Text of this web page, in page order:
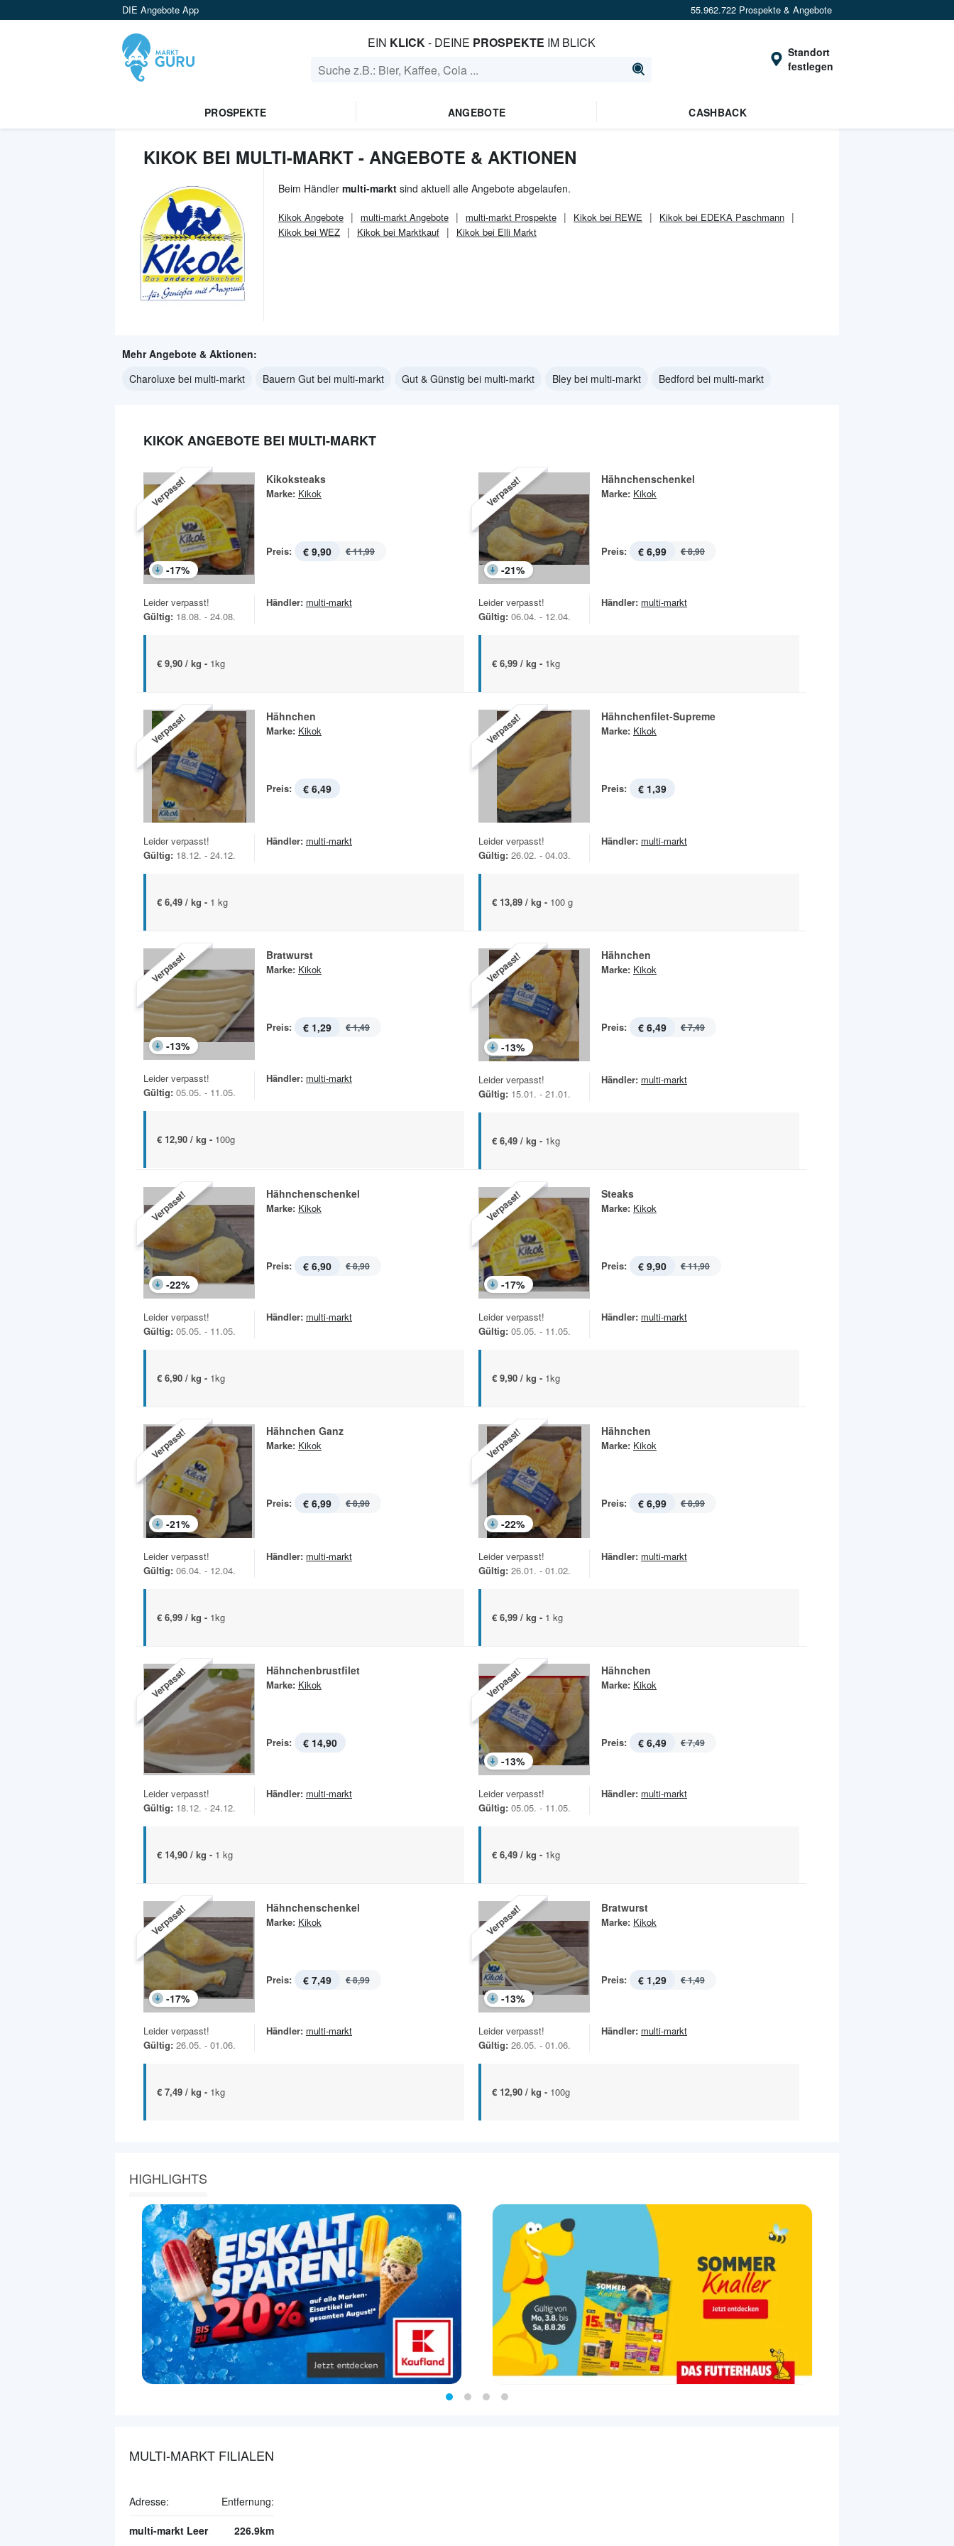
DIE Angebote App 55.962.722 Prospekte & Angebote
EIN KLICK- DEINE PROSPEKTE IM BLICK
Standort
festlegen
PROSPEKTE ANGEBOTE CASHBACK
KIKOK BEI MULTI-MARKT - ANGEBOTE & AKTIONEN
Beim Händler multi-markt sind aktuell alle Angebote abgelaufen.
Kikok Angebote multi-markt Angebote multi-markt Prospekte Kikok bei REWE
Kikok bei EDEKA Paschmann
Kikok bei WEZ
Kikok bei Marktkauf Kikok bei Elli Markt
Mehr Angebote & Aktionen:
Charoluxe bei multi-markt
Bauern Gut bei multi-markt Gut & Günstig bei multi-markt Bley bei multi-markt Bedford bei multi-markt
KIKOK ANGEBOTE BEI MULTI-MARKT
Verpasst!
-17%
Kikoksteaks
Marke: Kikok
Preis: € 9,90 € 11,99
Leider verpasst!
Gültig: 18.08. - 24.08.
Händler: multi-markt
€ 9,90 / kg - 1kg
Verpasst!
-21%
Hähnchenschenkel
Marke: Kikok
Preis: € 6,99 € 8,90
Leider verpasst!
Gültig: 06.04. - 12.04.
Händler: multi-markt
€ 6,99 / kg - 1kg
Verpasst! Hähnchen
Marke: Kikok
Preis: € 6,49
Leider verpasst!
Gültig: 18.12. - 24.12.
Händler: multi-markt
€ 6,49 / kg - 1 kg
Verpasst! Hähnchenfilet-Supreme
Marke: Kikok
Preis: € 1,39
Leider verpasst!
Gültig: 26.02. - 04.03.
Händler: multi-markt
€ 13,89 / kg - 100 g
Verpasst!
-13%
Bratwurst
Marke: Kikok
Preis: € 1,29 € 1,49
Leider verpasst!
Gültig: 05.05. - 11.05.
Händler: multi-markt
€ 12,90 / kg - 100g
Verpasst!
-13%
Hähnchen
Marke: Kikok
Preis: € 6,49 € 7,49
Leider verpasst!
Gültig: 15.01. - 21.01.
Händler: multi-markt
€ 6,49 / kg - 1kg
Verpasst!
-22%
Hähnchenschenkel
Marke: Kikok
Preis: € 6,90 € 8,90
Leider verpasst!
Gültig: 05.05. - 11.05.
Händler: multi-markt
€ 6,90 / kg - 1kg
Verpasst!
-17%
Steaks
Marke: Kikok
Preis: € 9,90 € 11,90
Leider verpasst!
Gültig: 05.05. - 11.05.
Händler: multi-markt
€ 9,90 / kg - 1kg
Verpasst!
-21%
Hähnchen Ganz
Marke: Kikok
Preis: € 6,99 € 8,90
Leider verpasst!
Gültig: 06.04. - 12.04.
Händler: multi-markt
€ 6,99 / kg - 1kg
Verpasst!
-22%
Hähnchen
Marke: Kikok
Preis: € 6,99 € 8,99
Leider verpasst!
Gültig: 26.01. - 01.02.
Händler: multi-markt
€ 6,99 / kg - 1 kg
Verpasst! Hähnchenbrustfilet
Marke: Kikok
Preis: € 14,90
Leider verpasst!
Gültig: 18.12. - 24.12.
Händler: multi-markt
€ 14,90 / kg - 1 kg
Verpasst!
-13%
Hähnchen
Marke: Kikok
Preis: € 6,49 € 7,49
Leider verpasst!
Gültig: 05.05. - 11.05.
Händler: multi-markt
€ 6,49 / kg - 1kg
Verpasst!
-17%
Hähnchenschenkel
Marke: Kikok
Preis: € 7,49 € 8,99
Leider verpasst!
Gültig: 26.05. - 01.06.
Händler: multi-markt
€ 7,49 / kg - 1kg
Verpasst!
-13%
Bratwurst
Marke: Kikok
Preis: € 1,29 € 1,49
Leider verpasst!
Gültig: 26.05. - 01.06.
Händler: multi-markt
€ 12,90 / kg - 100g
HIGHLIGHTS
MULTI-MARKT FILIALEN
Adresse: Entfernung:
multi-markt Leer 226.9km